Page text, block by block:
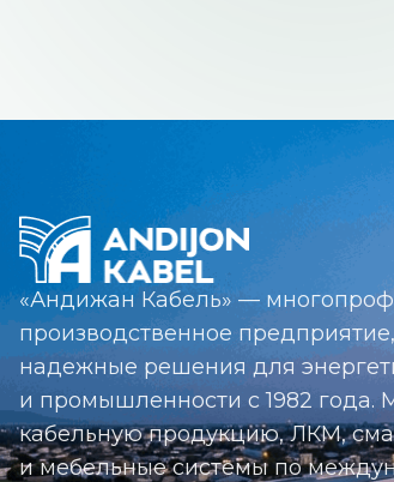
«Андижан Кабель» —
производственное
надежные решения для
и промышленности с 1982 года.
кабельную продукцию, ЛКМ,
и мебельные системы по